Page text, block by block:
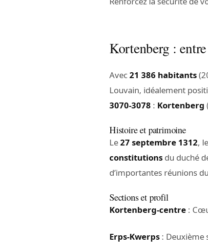
Kortenberg :
Avec21 386 habitants
Louvain, idéalement
3070-3078 : Kortenberg
Histoire et patrimoine
Le27 septembre 1312,
constitutions du duché
d’importantes réunions
Sections et profil
Kortenberg-centre :
Erps-Kwerps : Deuxième